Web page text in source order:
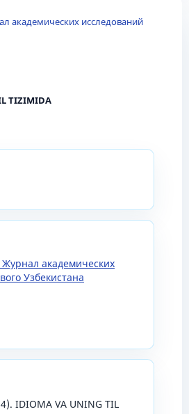
академических исследований
TIZIMIDA
академических
Узбекистана
IDIOMA VA UNING TIL